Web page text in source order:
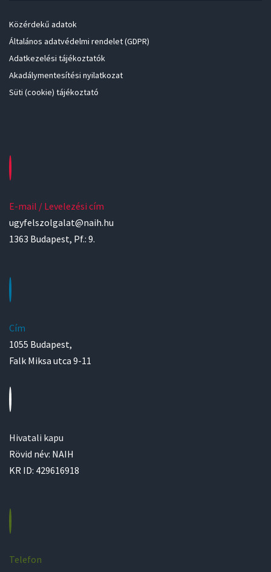
Közérdekű adatok
Általános adatvédelmi rendelet (GDPR)
Adatkezelési tájékoztatók
Akadálymentesítési nyilatkozat
Süti (cookie) tájékoztató
E-mail / Levelezési cím
ugyfelszolgalat@naih.hu
1363 Budapest, Pf.: 9.
Cím
1055 Budapest,
Falk Miksa utca 9-11
Hivatali kapu
Rövid név: NAIH
KR ID: 429616918
Telefon